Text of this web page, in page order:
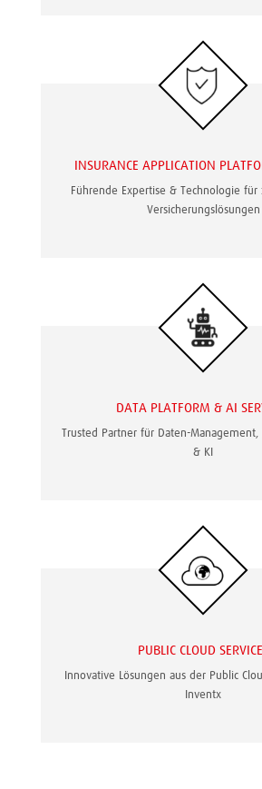
INSURANCE APPLICATION
Führende Expertise & Technologie für
Versicherungslösungen
DATA PLATFORM & AI
Trusted Partner für Daten-Management,
& KI
PUBLIC CLOUD
Innovative Lösungen aus der Public
Inventx